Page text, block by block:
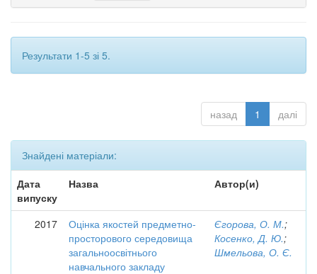
Результати 1-5 зі 5.
назад 1 далі
Знайдені матеріали:
Дата
випуску
Назва Автор(и)
2017
Оцінка якостей предметно-
просторового середовища
загальноосвітнього
навчального закладу
Єгорова, О. М.;
Косенко, Д. Ю.;
Шмельова, О. Є.